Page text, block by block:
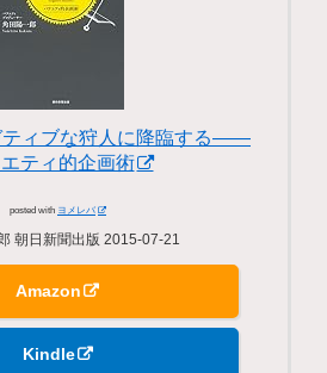
ティブな狩人に降臨する――
ティ的企画術
posted with ヨメレバ
朝日新聞出版 2015-07-21
Amazon
Kindle